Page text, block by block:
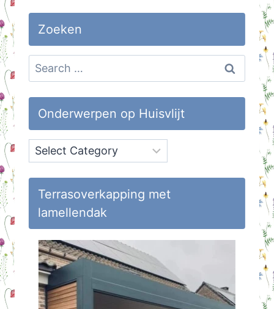
Zoeken
Search
for:
Onderwerpen op Huisvlijt
Onderwerpen
op
Huisvlijt
Terrasoverkapping met
lamellendak